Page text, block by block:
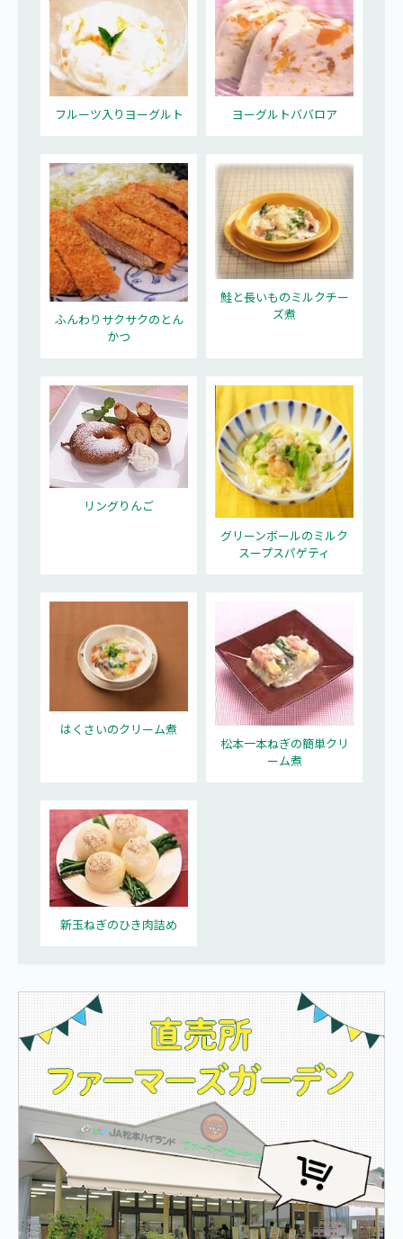
フルーツ入りヨーグルト ヨーグルトババロア
ふんわりサクサクのとん
かつ
鮭と長いものミルクチー
ズ煮
リングりんご
グリーンボールのミルク
スープスパゲティ
はくさいのクリーム煮
松本一本ねぎの簡単クリ
ーム煮
新玉ねぎのひき肉詰め